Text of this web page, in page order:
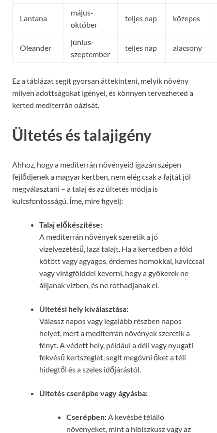
Lantana
május-
október
teljes nap közepes
Oleander
június-
szeptember
teljes nap alacsony
Ez a táblázat segít gyorsan áttekinteni, melyik növény
milyen adottságokat igényel, és könnyen tervezheted a
kerted mediterrán oázisát.
Ültetés és talajigény
Ahhoz, hogy a mediterrán növényeid igazán szépen
fejlődjenek a magyar kertben, nem elég csak a fajtát jól
megválasztani – a talaj és az ültetés módja is
kulcsfontosságú. Íme, mire figyelj:
Talaj előkészítése:
A mediterrán növények szeretik a jó
vízelvezetésű, laza talajt. Ha a kertedben a föld
kötött vagy agyagos, érdemes homokkal, kaviccsal
vagy virágfölddel keverni, hogy a gyökerek ne
álljanak vízben, és ne rothadjanak el.
Ültetési hely kiválasztása:
Válassz napos vagy legalább részben napos
helyet, mert a mediterrán növények szeretik a
fényt. A védett hely, például a déli vagy nyugati
fekvésű kertszeglet, segít megóvni őket a téli
hidegtől és a szeles időjárástól.
Ültetés cserépbe vagy ágyásba:
Cserépben:A kevésbé télálló
növényeket, mint a hibiszkusz vagy az